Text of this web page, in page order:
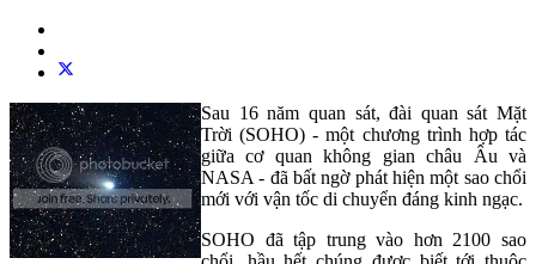
Sau 16 năm quan sát, đài quan sát Mặt
Trời (SOHO) - một chương trình hợp tác
giữa cơ quan không gian châu Âu và
NASA - đã bất ngờ phát hiện một sao chổi
mới với vận tốc di chuyển đáng kinh ngạc.
SOHO đã tập trung vào hơn 2100 sao